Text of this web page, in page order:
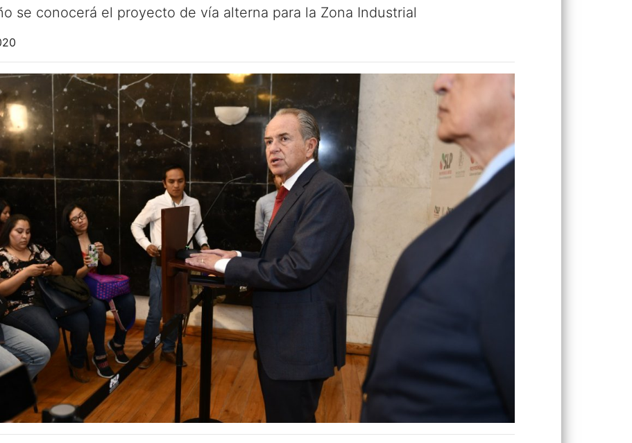
se conocerá el proyecto de vía alterna para la Zona Industrial